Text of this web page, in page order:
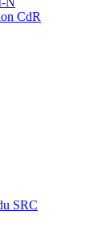
CdR
SRC